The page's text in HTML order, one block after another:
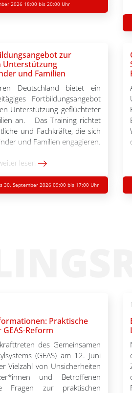
mit […]
2026 18:00 bis 20:00 Uhr
zur
Unterstützung
und Familien
Deutschland bietet ein
Fortbildungsangebot
Unterstützung geflüchteter
an. Das Training richtet
und Fachkräfte, die sich
und Familien engagieren.
erste
Arbeit und
Im Flyer finden Sie weitere
den Themen des Trainings.
lesen
30. September 2026 09:00 bis 17:00 Uhr
Praktische
Reform
des Gemeinsamen
(GEAS) am 12. Juni
Vielzahl von Unsicherheiten
und Betroffenen
Fragen zur praktischen